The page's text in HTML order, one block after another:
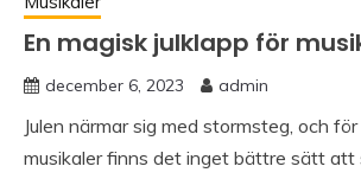
En magisk julklapp för
december 6, 2023 admin
Julen närmar sig med stormsteg, och
musikaler finns det inget bättre sätt att